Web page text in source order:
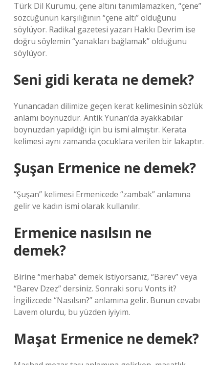
Türk Dil Kurumu, çene altını tanımlamazken, “çene”
sözcüğünün karşılığının “çene altı” olduğunu
söylüyor. Radikal gazetesi yazarı Hakkı Devrim ise
doğru söylemin “yanakları bağlamak” olduğunu
söylüyor.
Seni gidi kerata ne demek?
Yunancadan dilimize geçen kerat kelimesinin sözlük
anlamı boynuzdur. Antik Yunan’da ayakkabılar
boynuzdan yapıldığı için bu ismi almıştır. Kerata
kelimesi aynı zamanda çocuklara verilen bir lakaptır.
Şuşan Ermenice ne demek?
“Şuşan” kelimesi Ermenicede “zambak” anlamına
gelir ve kadın ismi olarak kullanılır.
Ermenice nasılsın ne
demek?
Birine “merhaba” demek istiyorsanız, “Barev” veya
“Barev Dzez” dersiniz. Sonraki soru Vonts it?
İngilizcede “Nasılsın?” anlamına gelir. Bunun cevabı
Lavem olurdu, bu yüzden iyiyim.
Maşat Ermenice ne demek?